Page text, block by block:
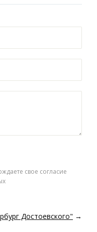
свое согласие
Достоевского" →